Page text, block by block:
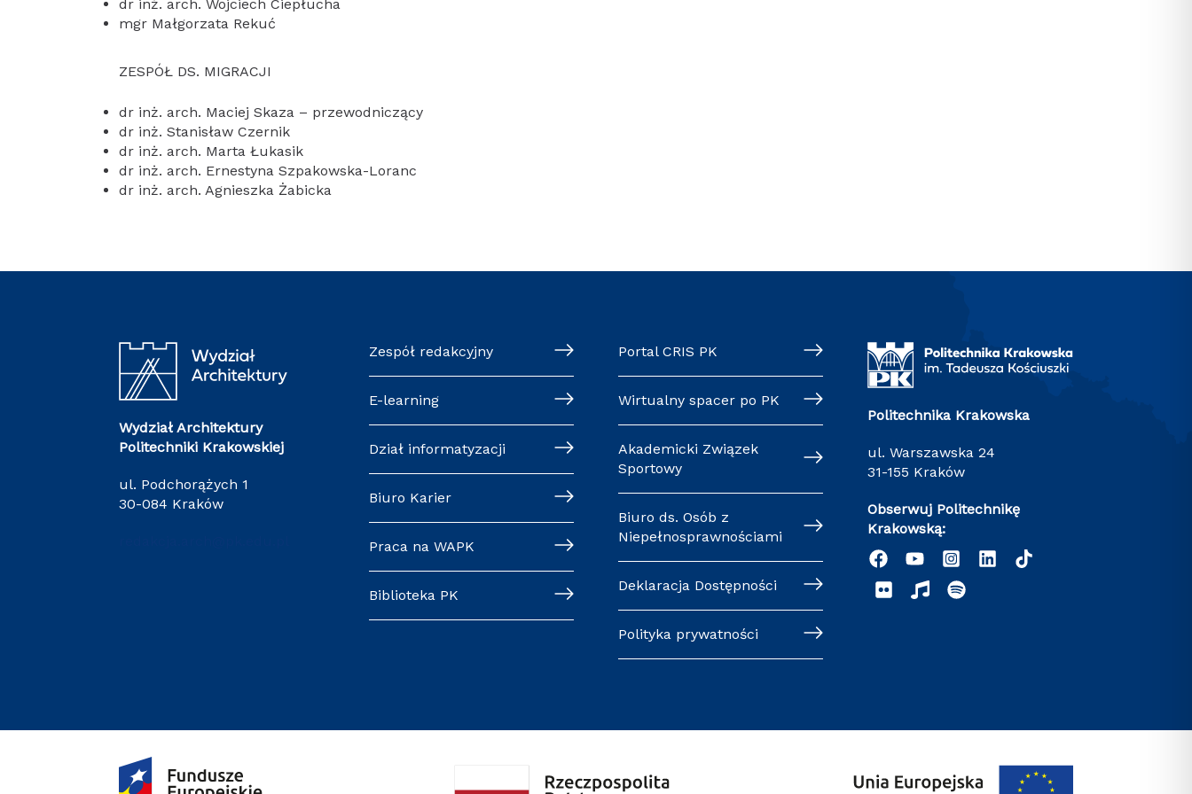
dr inż. arch. Wojciech Ciepłucha
mgr Małgorzata Rekuć
ZESPÓŁ DS. MIGRACJI
dr inż. arch. Maciej Skaza – przewodniczący
dr inż. Stanisław Czernik
dr inż. arch. Marta Łukasik
dr inż. arch. Ernestyna Szpakowska-Loranc
dr inż. arch. Agnieszka Żabicka
Wydział Architektury
Politechniki Krakowskiej
ul. Podchorążych 1
30-084 Kraków
Zespół redakcyjny
E-learning
Dział informatyzacji
Biuro Karier
Praca na WAPK
Biblioteka PK
Portal CRIS PK
Wirtualny spacer po PK
Akademicki Związek
Sportowy
Biuro ds. Osób z
Niepełnosprawnościami
Deklaracja Dostępności
Polityka prywatności
Politechnika Krakowska
ul. Warszawska 24
31-155 Kraków
Obserwuj Politechnikę
Krakowską: